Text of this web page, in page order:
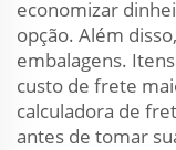
economizar
opção. Além
embalagens.
custo de frete
calculadora de
antes de tomar